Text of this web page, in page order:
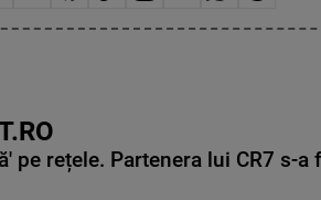
pe rețele. Partenera lui CR7 s-